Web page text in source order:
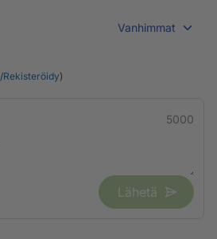
Vanhimmat
/Rekisteröidy)
5000
Lähetä